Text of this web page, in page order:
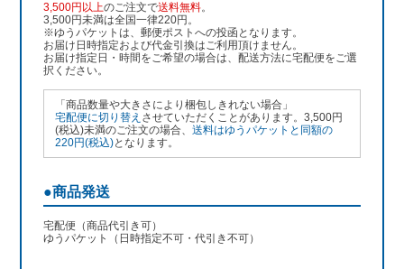
3,500円以上のご注文で送料無料。
3,500円未満は全国一律220円。
※ゆうパケットは、郵便ポストへの投函となります。
お届け日時指定および代金引換はご利用頂けません。
お届け指定日・時間をご希望の場合は、配送方法に宅配便をご選
択ください。
「商品数量や大きさにより梱包しきれない場合」
宅配便に切り替え させていただくことがあります。3,500円
(税込)未満のご注文の場合、送料はゆうパケットと同額の
220円(税込)となります。
●商品発送
宅配便（商品代引き可）
ゆうパケット（日時指定不可・代引き不可）